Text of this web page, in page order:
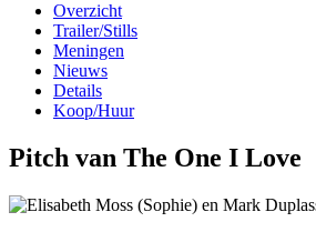
Overzicht
Trailer/Stills
Meningen
Nieuws
Details
Koop/Huur
Pitch van The One I Love